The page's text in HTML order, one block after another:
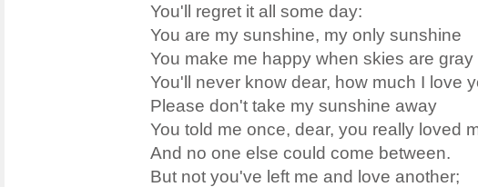
You'll regret it all some day:
You are my sunshine, my only sunshine
You make me happy when skies are gray
You'll never know dear, how much I love
Please don't take my sunshine away
You told me once, dear, you really loved
And no one else could come between.
But not you've left me and love another;